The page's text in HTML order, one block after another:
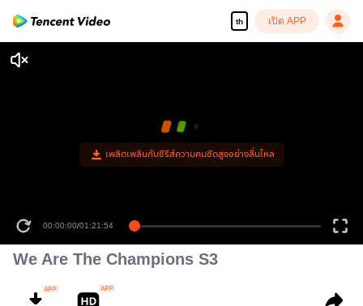
th เปิด APP
เพลิดเพลินกับซีรีส์ความคมชัดสูงอย่างลื่นไหล
00:00:00/01:21:54
We Are The Champions S3